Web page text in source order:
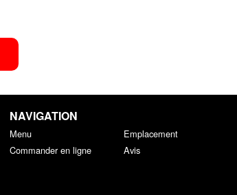
NAVIGATION
Menu
Commander en ligne
Emplacement
Avis